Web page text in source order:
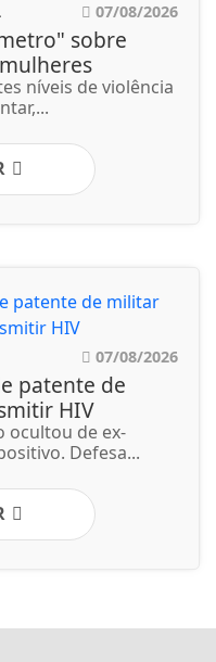
07/08/2026
sobre
níveis de violência
07/08/2026
patente de
HIV
ocultou de ex-
Defesa...